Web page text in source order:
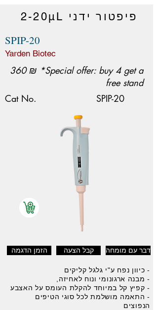
פיפטור ידני 2-20μL
SPIP-20
Yarden Biotec
360 ₪ *Special offer: buy 4 get a
free stand
Cat No.
SPIP-20
הזמן הדגמה קבל הצעה דבר עם מומחה
- כיוון נפח ע"י גלגל קליקים
- מבנה ארגונומי ונוח לאחיזה,
- קפיץ קל במיוחד להקלת העומס על האצבע
- התאמה מושלמת לכל סוגי הטיפים
הנפוצים